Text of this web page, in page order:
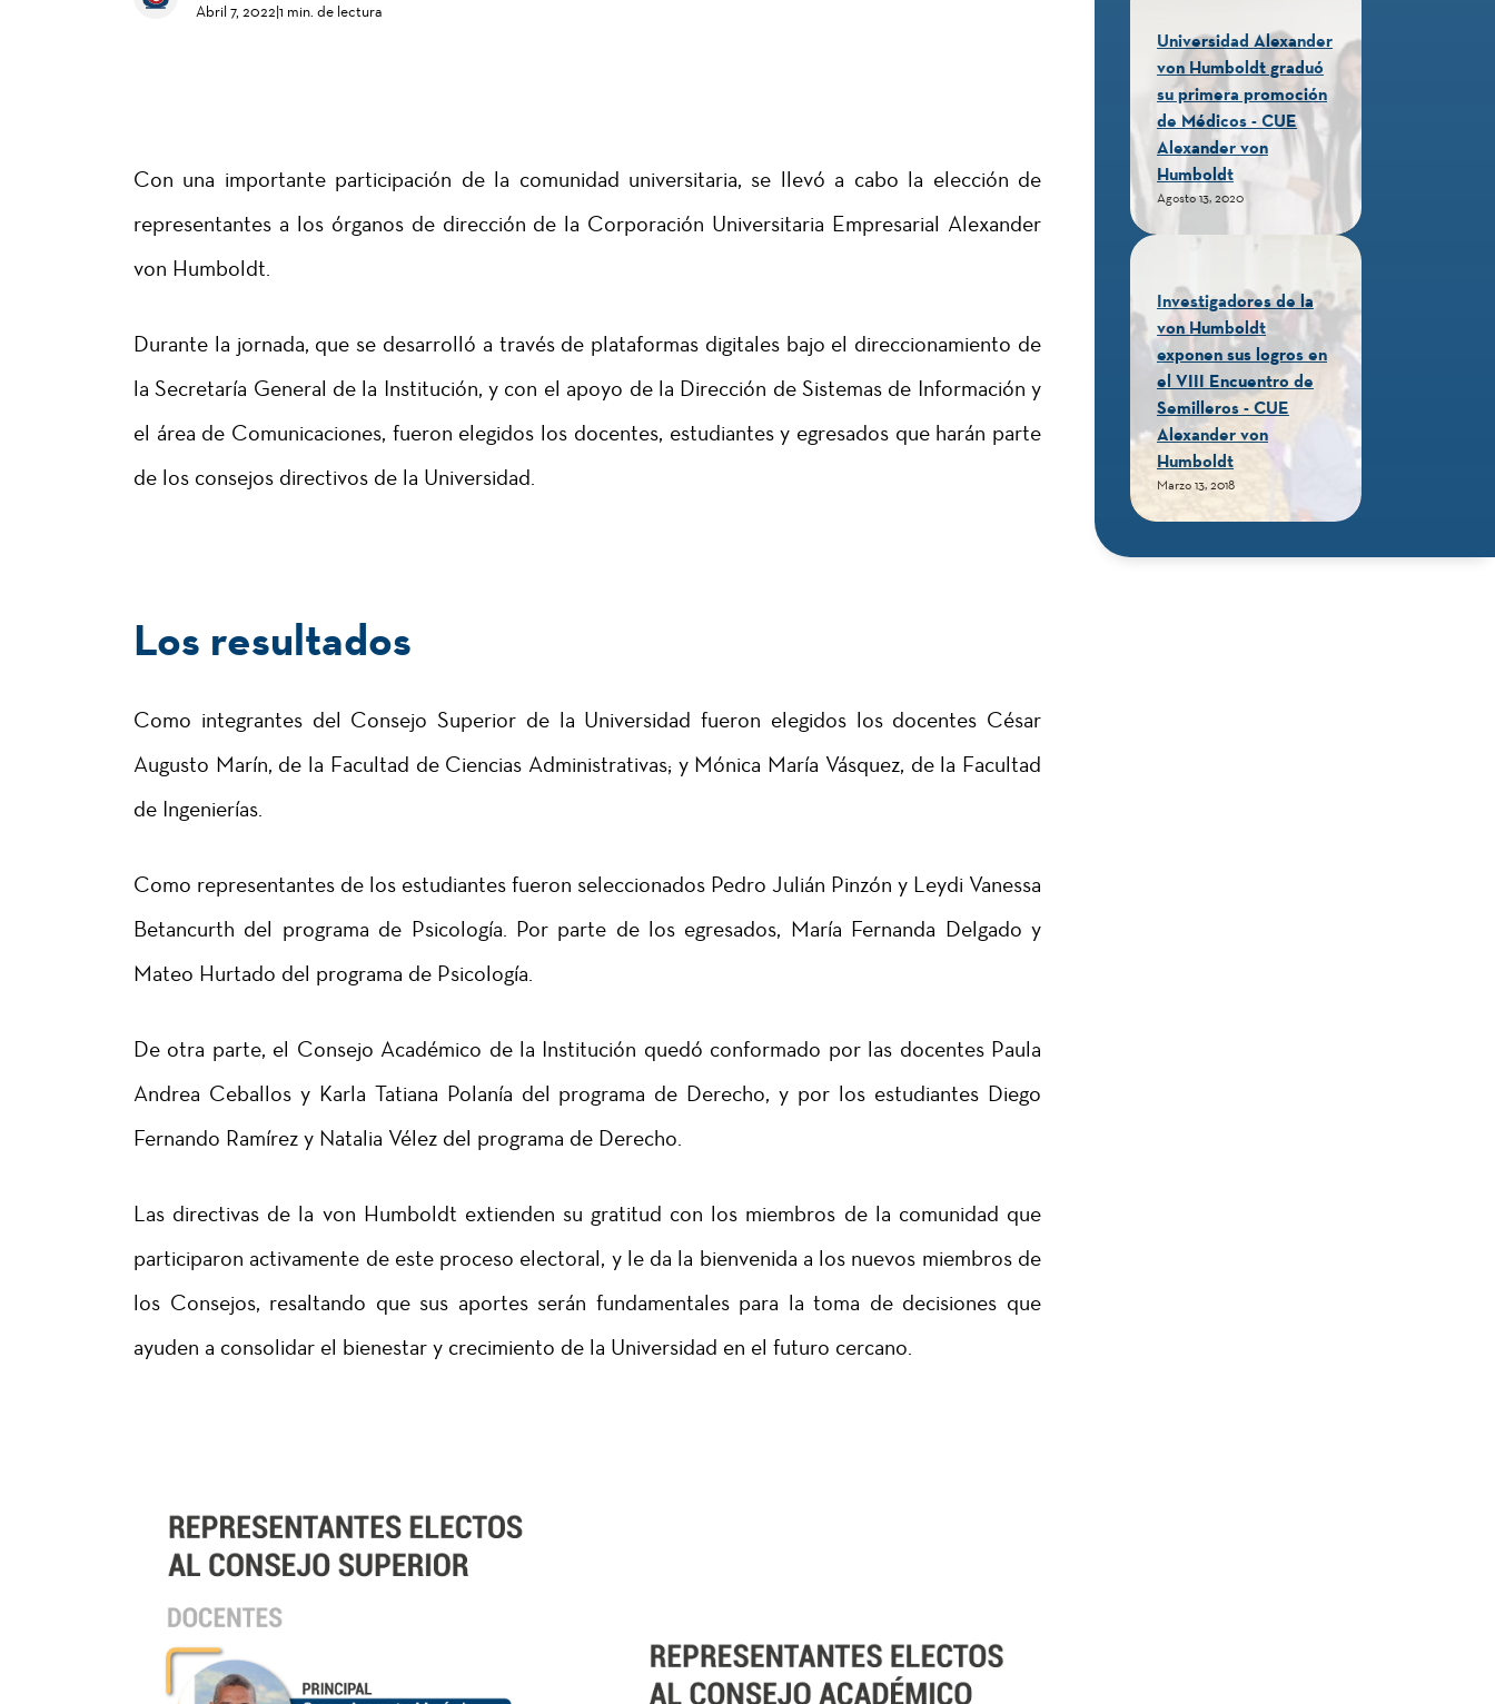
Abril 7, 2022|1 min. de lectura
Con una importante participación de la comunidad universitaria, se llevó a cabo la elección de
representantes a los órganos de dirección de la Corporación Universitaria Empresarial Alexander
von Humboldt.
Durante la jornada, que se desarrolló a través de plataformas digitales bajo el direccionamiento de
la Secretaría General de la Institución, y con el apoyo de la Dirección de Sistemas de Información y
el área de Comunicaciones, fueron elegidos los docentes, estudiantes y egresados que harán parte
de los consejos directivos de la Universidad.
Los resultados
Como integrantes del Consejo Superior de la Universidad fueron elegidos los docentes César
Augusto Marín, de la Facultad de Ciencias Administrativas; y Mónica María Vásquez, de la Facultad
de Ingenierías.
Como representantes de los estudiantes fueron seleccionados Pedro Julián Pinzón y Leydi Vanessa
Betancurth del programa de Psicología. Por parte de los egresados, María Fernanda Delgado y
Mateo Hurtado del programa de Psicología.
De otra parte, el Consejo Académico de la Institución quedó conformado por las docentes ​​Paula
Andrea Ceballos y Karla Tatiana Polanía del programa de Derecho, y por los estudiantes Diego
Fernando Ramírez y Natalia Vélez del programa de Derecho.
Las directivas de la von Humboldt extienden su gratitud con los miembros de la comunidad que
participaron activamente de este proceso electoral, y le da la bienvenida a los nuevos miembros de
los Consejos, resaltando que sus aportes serán fundamentales para la toma de decisiones que
ayuden a consolidar el bienestar y crecimiento de la Universidad en el futuro cercano.
Universidad Alexander
von Humboldt graduó
su primera promoción
de Médicos - CUE
Alexander von
Humboldt
Agosto 13, 2020
Investigadores de la
von Humboldt
exponen sus logros en
el VIII Encuentro de
Semilleros - CUE
Alexander von
Humboldt
Marzo 13, 2018